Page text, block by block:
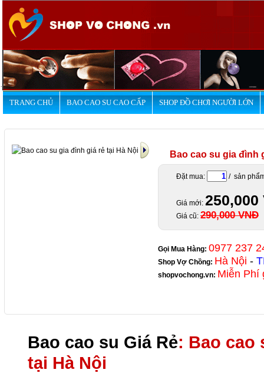
TRANG CHỦ BAO CAO SU CAO CẤP SHOP ĐỒ CHƠI NGƯỜI LỚN
Bao cao su gia đình
Đặt mua: / sản
Giá mới: 250,000
Giá cũ: 290,000 VNĐ
Gọi Mua Hàng: 0977 237
Shop Vợ Chồng: Hà Nội -
shopvochong.vn: Miễn Phí
Bao cao su Giá Rẻ: Bao cao
tại Hà Nội